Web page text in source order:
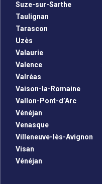
Suze-sur-Sarthe
Taulignan
Tarascon
Uzès
Valaurie
Valence
Valréas
Vaison-la-Romaine
Vallon-Pont-d’Arc
Vénéjan
Venasque
Villeneuve-lès-Avignon
Visan
Vénéjan